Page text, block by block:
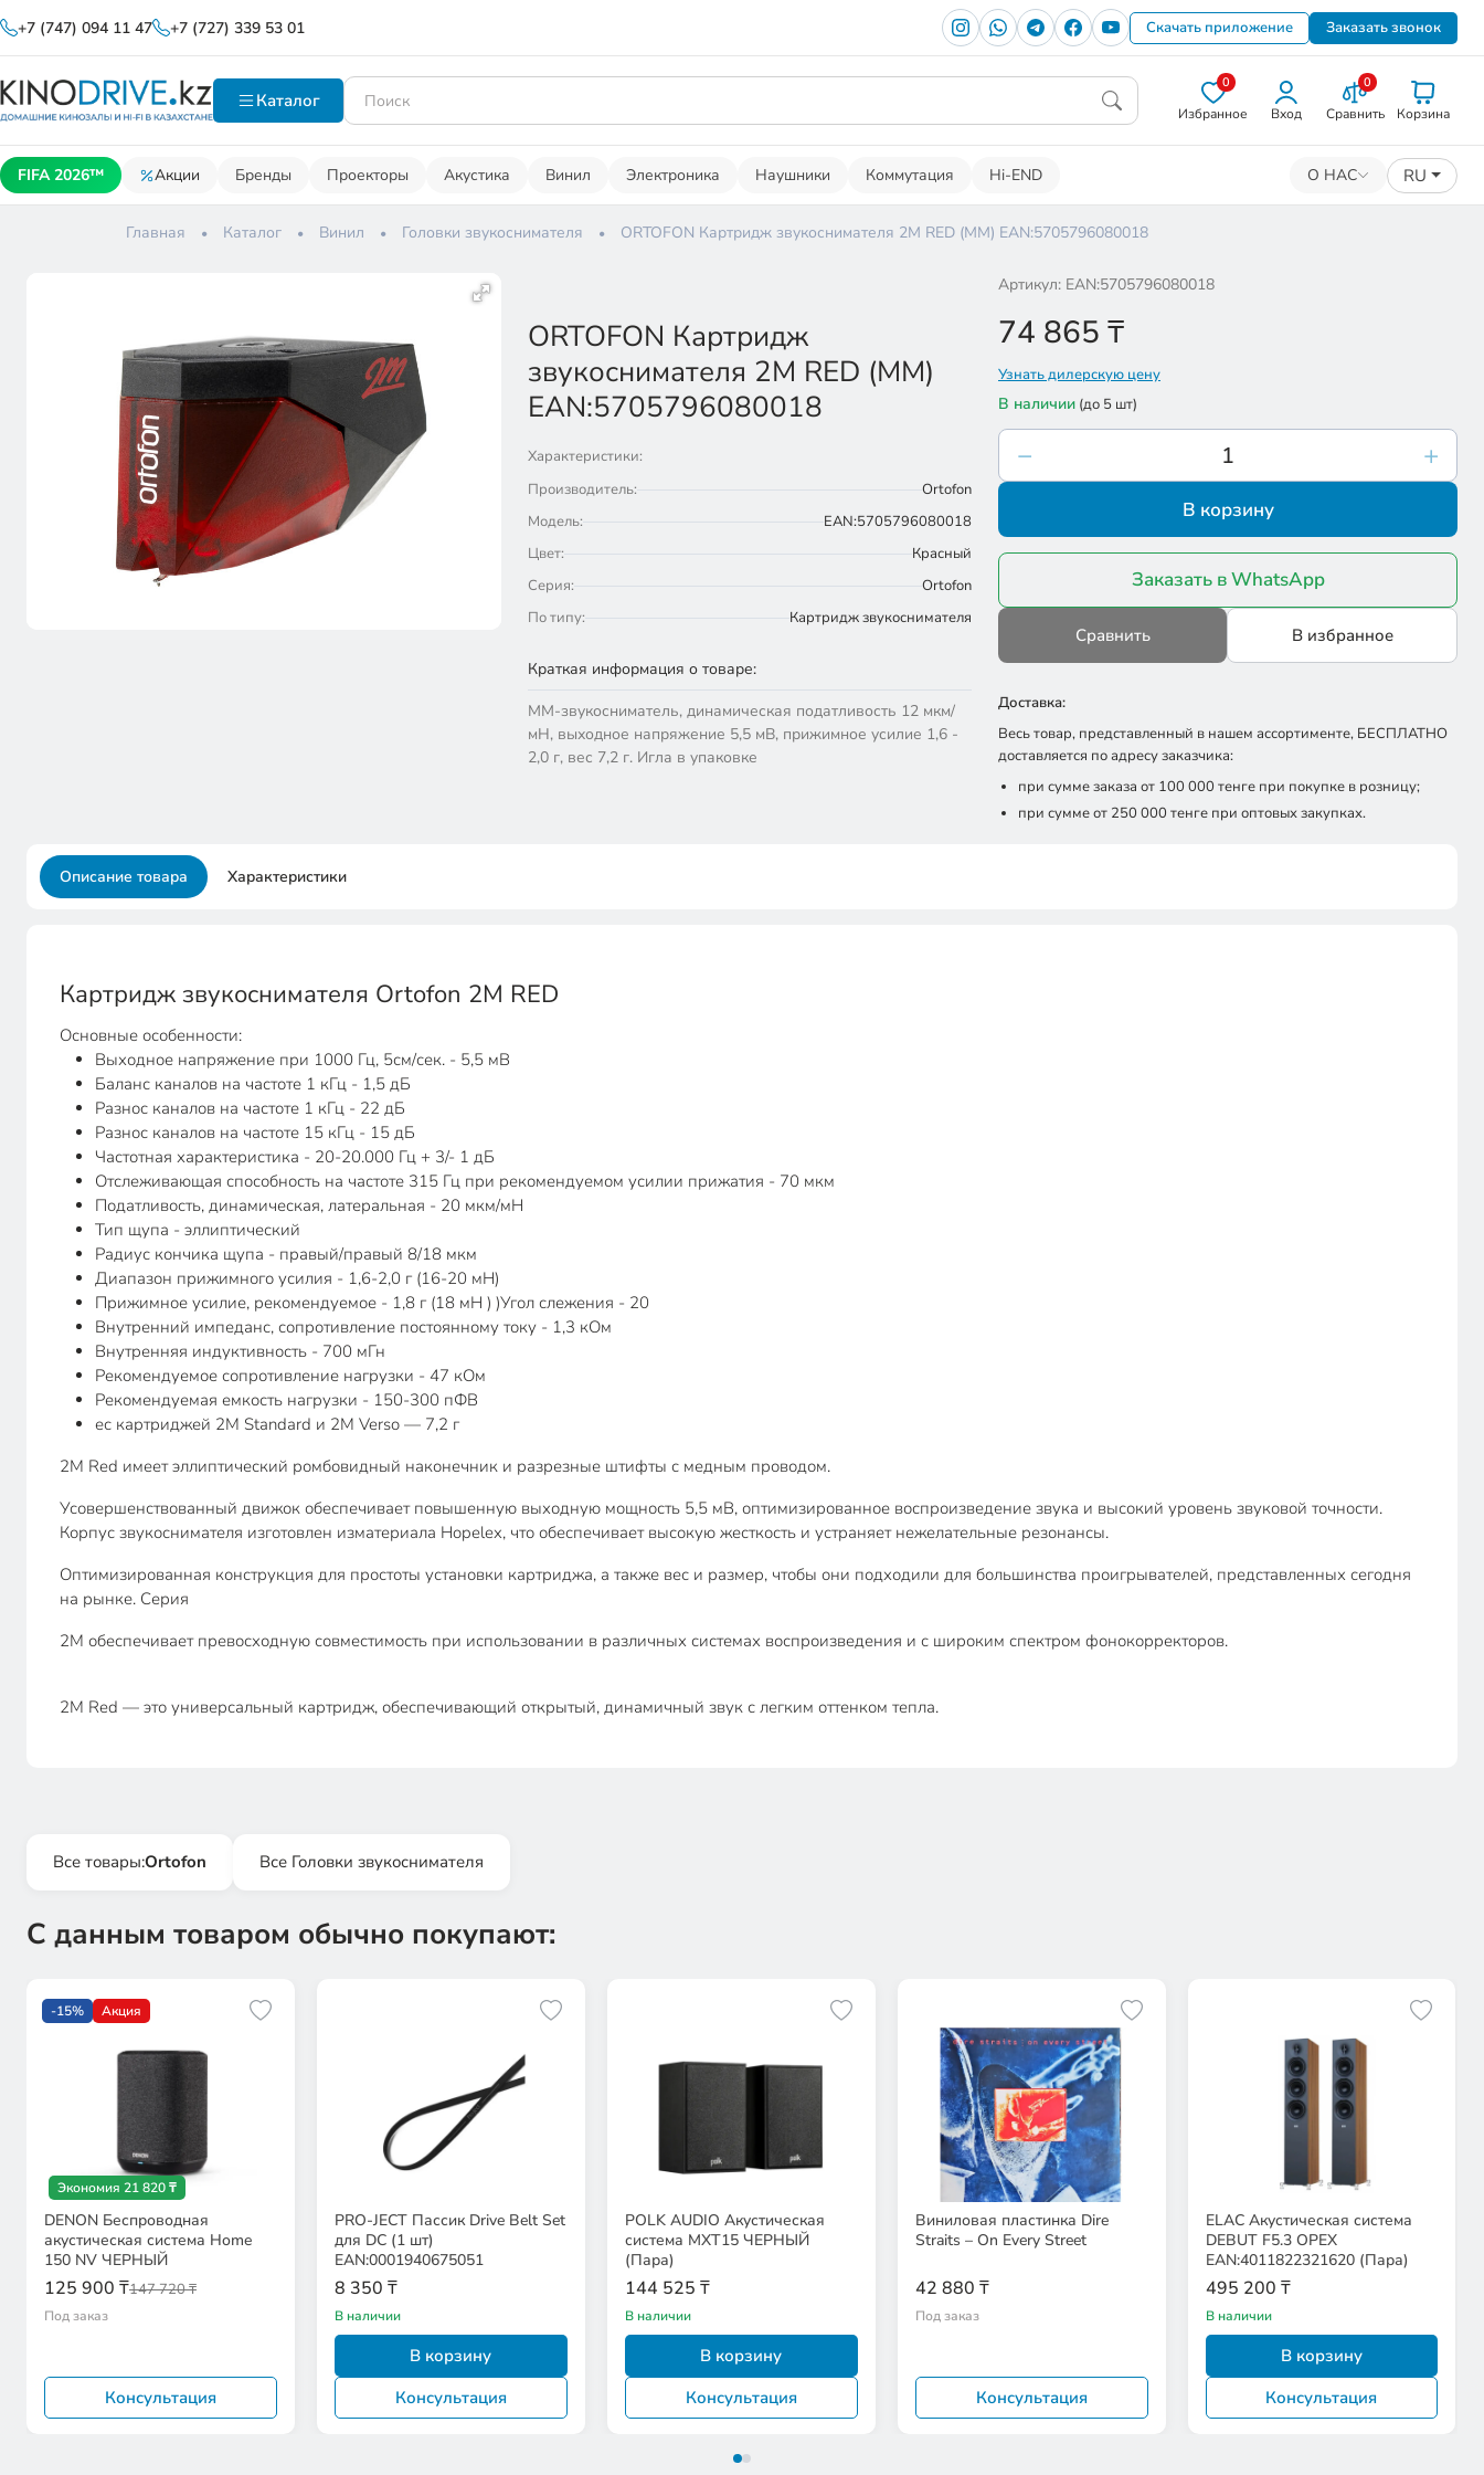
+7 (747) 094 11 47 +7 (727) 339 53 01 Скачать приложение Заказать звонок
Каталог
0
Избранное Вход
0
Сравнить Корзина
FIFA 2026™ Акции Бренды Проекторы Акустика Винил Электроника Наушники Коммутация Hi-END О НАС RU
Главная Каталог Винил Головки звукоснимателя ORTOFON Картридж звукоснимателя 2M RED (MM) EAN:5705796080018
ORTOFON Картридж
звукоснимателя 2M RED (MM)
EAN:5705796080018
Характеристики:
Производитель:
Ortofon
Модель:
EAN:5705796080018
Цвет:
Красный
Серия:
Ortofon
По типу:
Картридж звукоснимателя
Краткая информация о товаре:
ММ-звукосниматель, динамическая податливость 12 мкм/
мН, выходное напряжение 5,5 мВ, прижимное усилие 1,6 -
2,0 г, вес 7,2 г. Игла в упаковке
Артикул: EAN:5705796080018
74 865 ₸
Узнать дилерскую цену
В наличии (до 5 шт)
В корзину
Заказать в WhatsApp
Сравнить В избранное
Доставка:
Весь товар, представленный в нашем ассортименте, БЕСПЛАТНО
доставляется по адресу заказчика:
при сумме заказа от 100 000 тенге при покупке в розницу;
при сумме от 250 000 тенге при оптовых закупках.
Описание товара Характеристики
Картридж звукоснимателя Ortofon 2M RED
Основные особенности:
Выходное напряжение при 1000 Гц, 5см/сек. - 5,5 мВ
Баланс каналов на частоте 1 кГц - 1,5 дБ
Разнос каналов на частоте 1 кГц - 22 дБ
Разнос каналов на частоте 15 кГц - 15 дБ
Частотная характеристика - 20-20.000 Гц + 3/- 1 дБ
Отслеживающая способность на частоте 315 Гц при рекомендуемом усилии прижатия - 70 мкм
Податливость, динамическая, латеральная - 20 мкм/мН
Тип щупа - эллиптический
Радиус кончика щупа - правый/правый 8/18 мкм
Диапазон прижимного усилия - 1,6-2,0 г (16-20 мН)
Прижимное усилие, рекомендуемое - 1,8 г (18 мН ) )Угол слежения - 20
Внутренний импеданс, сопротивление постоянному току - 1,3 кОм
Внутренняя индуктивность - 700 мГн
Рекомендуемое сопротивление нагрузки - 47 кОм
Рекомендуемая емкость нагрузки - 150-300 пФВ
ес картриджей 2M Standard и 2M Verso — 7,2 г
2M Red имеет эллиптический ромбовидный наконечник и разрезные штифты с медным проводом.
Усовершенствованный движок обеспечивает повышенную выходную мощность 5,5 мВ, оптимизированное воспроизведение звука и высокий уровень звуковой точности.
Корпус звукоснимателя изготовлен изматериала Hopelex, что обеспечивает высокую жесткость и устраняет нежелательные резонансы.
Оптимизированная конструкция для простоты установки картриджа, а также вес и размер, чтобы они подходили для большинства проигрывателей, представленных сегодня
на рынке. Серия
2M обеспечивает превосходную совместимость при использовании в различных системах воспроизведения и с широким спектром фонокорректоров.
2M Red — это универсальный картридж, обеспечивающий открытый, динамичный звук с легким оттенком тепла.
Все товары:Ortofon Все Головки звукоснимателя
С данным товаром обычно покупают:
-15% Акция
Экономия 21 820 ₸
DENON Беспроводная
акустическая система Home
150 NV ЧЕРНЫЙ
125 900 ₸147 720 ₸
Под заказ
Консультация
PRO-JECT Пассик Drive Belt Set
для DC (1 шт)
EAN:0001940675051
8 350 ₸
В наличии
В корзину
Консультация
POLK AUDIO Акустическая
система MXT15 ЧЕРНЫЙ
(Пара)
144 525 ₸
В наличии
В корзину
Консультация
Виниловая пластинка Dire
Straits – On Every Street
42 880 ₸
Под заказ
Консультация
ELAC Акустическая система
DEBUT F5.3 ОРЕХ
EAN:4011822321620 (Пара)
495 200 ₸
В наличии
В корзину
Консультация